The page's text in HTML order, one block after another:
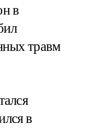
в
травм
в